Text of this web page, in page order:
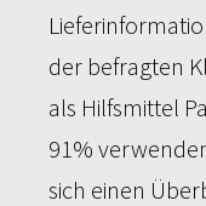
der befragten
als Hilfsmittel
91%
sich einen